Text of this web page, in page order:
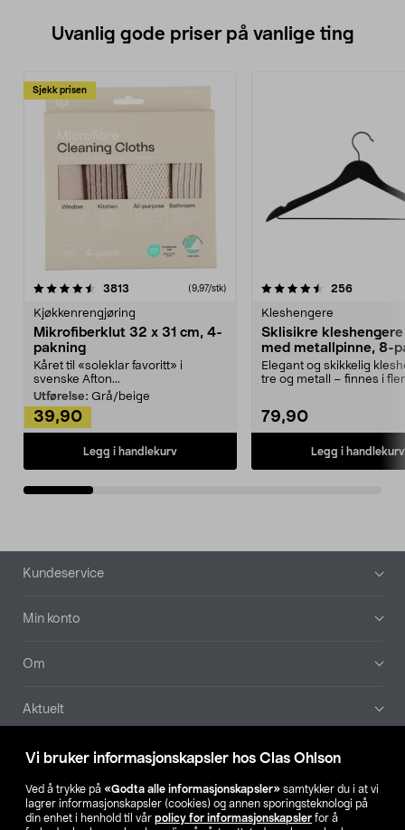
Vi bruker informasjonskapsler hos Clas Ohlson
Ved å trykke på «Godta alle informasjonskapsler» samtykker du i at vi
lagrer informasjonskapsler (cookies) og annen sporingsteknologi på
din enhet i henhold til vår policy for informasjonskapsler for å
Uvanlig gode priser på vanlige ting
Sjekk prisen
3813 anmeldelser(9,97/stk)
Kjøkkenrengjøring
Mikrofiberklut 32 x 31 cm, 4-
pakning
Kåret til «soleklar favoritt» i
svenske Afton...
Utførelse: Grå/beige
39,90
Legg i handlekurv
4.5av 5 stjerner 256
Kleshengere
Sklisikre
med metallpinne, 8-
Elegant og skikkelig
tre og metall – finnes i
79,90
Legg i handlekurv
4.5av 5 stjerner
Bunntekst
Kundeservice
Min konto
Om
Aktuelt
Våre selskaper
Finn din butikk